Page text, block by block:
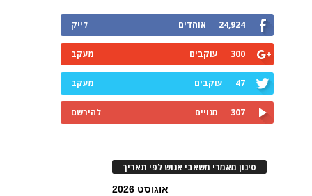
24,924 אוהדים לייק
300 עוקבים מעקב
47 עוקבים מעקב
307 מנויים להירשם
סינון מאמרי משאבי אנוש לפי תאריך
אוגוסט 2026